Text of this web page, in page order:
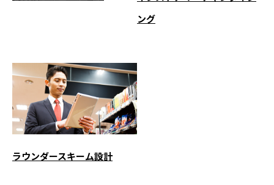
ング
ラウンダースキーム設計